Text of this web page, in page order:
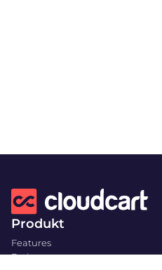
Produkt
Features
Preise